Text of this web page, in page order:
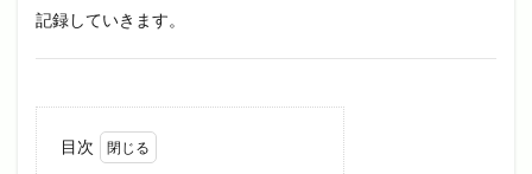
記録していきます。
目次